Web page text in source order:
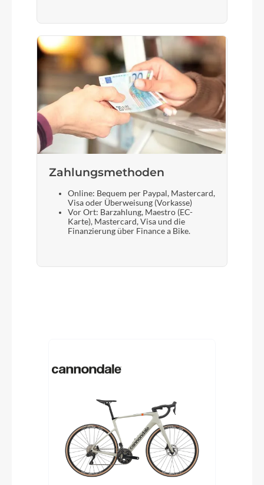
Zahlungsmethoden
Online: Bequem per Paypal, Mastercard,
Visa oder Überweisung (Vorkasse)
Vor Ort: Barzahlung, Maestro (EC-
Karte), Mastercard, Visa und die
Finanzierung über Finance a Bike.